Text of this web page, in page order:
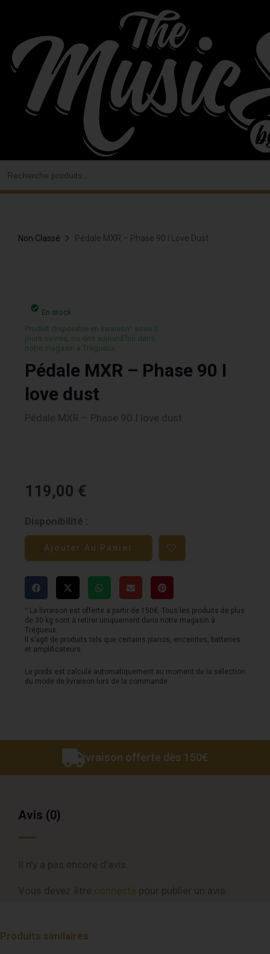
contenu
Non Classé Pédale MXR – Phase 90 I Love Dust
En stock
Produit disponible en livraison¹ sous 3
jours ouvrés, ou des aujourd’hui dans
notre magasin a Trégueux.
Pédale MXR – Phase 90 I
love dust
Pédale MXR – Phase 90 I love dust
119,00 €
Disponibilité :
quantité
de
Pédale
MXR
Phase
90
I
love
dust
Ajouter Au Panier
¹ La livraison est offerte a partir de 150€. Tous les produits de plus
de 30 kg sont à retirer uniquement dans notre magasin à
Trégueux.
Il s’agit de produits tels que certains pianos, enceintes, batteries
et amplificateurs.
Le poids est calculé automatiquement au moment de la sélection
du mode de livraison lors de la commande.
Livraison offerte dès 150€
Avis (0)
connecté
Produits similaires